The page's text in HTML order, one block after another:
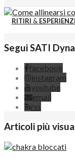
RITIRI &
Segui SATI
facebook
instagram
youtube
email
rss
Articoli più